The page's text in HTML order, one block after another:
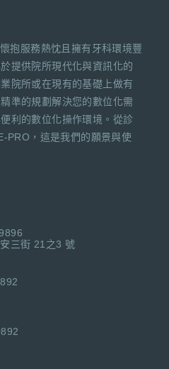
抱服務熱忱且擁有牙科環境豐
提供院所現代化與資訊化的
院所或在現有的基礎上做有
準的規劃解決您的數位化需
利的數位化操作環境。從診
PRO，這是我們的願景與使
三街 21之3 號